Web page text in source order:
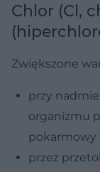
Chlor (Cl,
Zwiększone
przy
organizmu
pokarmowy
przez